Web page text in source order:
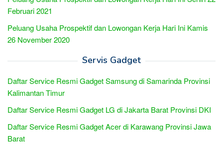
Februari 2021
Peluang Usaha Prospektif dan Lowongan Kerja Hari Ini Kamis
26 November 2020
Servis Gadget
Daftar Service Resmi Gadget Samsung di Samarinda Provinsi
Kalimantan Timur
Daftar Service Resmi Gadget LG di Jakarta Barat Provinsi DKI
Daftar Service Resmi Gadget Acer di Karawang Provinsi Jawa
Barat